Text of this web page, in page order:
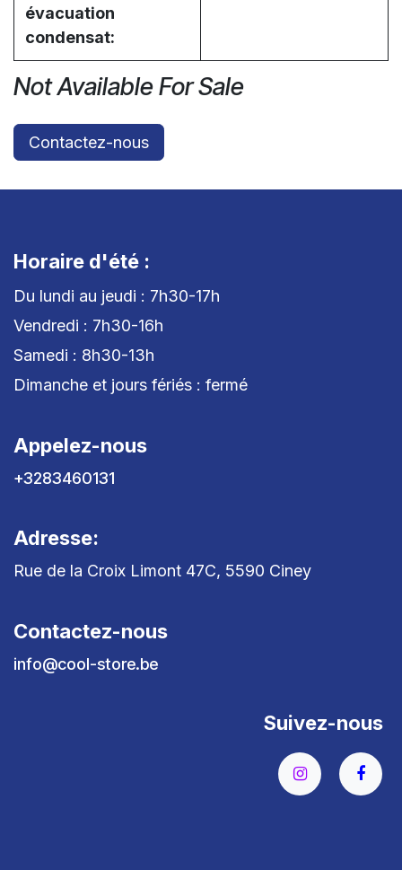
évacuation
condensat:
Not Available For Sale
Contactez-nous
Horaire d'été :
Du lundi au jeudi : 7h30-17h
Vendredi : 7h30-16h
Samedi : 8h30-13h
Dimanche et jours fériés : fermé
Appelez-nous
+3283460131
Adresse:
Rue de la Croix Limont 47C, 5590 Ciney
Contactez-nous
info@cool-store.be
Suivez-nous